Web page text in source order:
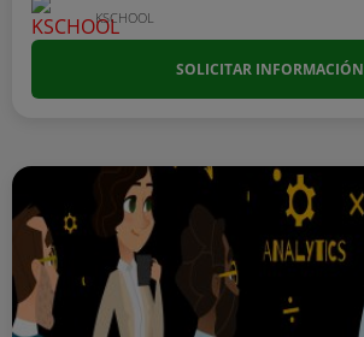
KSCHOOL
SOLICITAR INFORMACIÓN